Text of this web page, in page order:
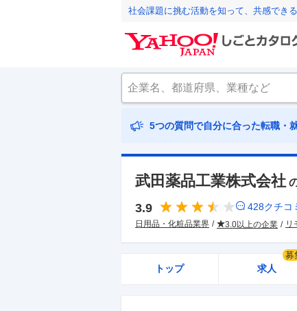
社会課題に挑む活動を知って、共感でき
5つの質問で自分に合った転職・
武田薬品工業株式会社
3.9 428クチコ
日用品・化粧品業界 3.0以上の企業 リ
トップ 求人
募